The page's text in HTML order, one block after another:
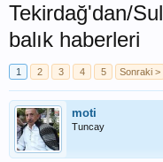
Tekirdağ'dan/
balık haberleri
1 2 3 4 5 Sonraki >
moti
Tuncay